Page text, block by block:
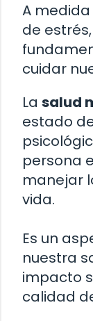
A
de
cuidar
La salud
estado
persona
manejar
vida.
Es un
nuestra
impacto
calidad